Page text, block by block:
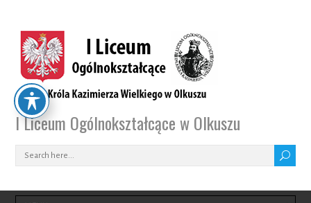
I Liceum Ogólnokształcące w Olkuszu